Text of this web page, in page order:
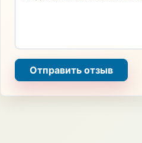
Отправить отзыв